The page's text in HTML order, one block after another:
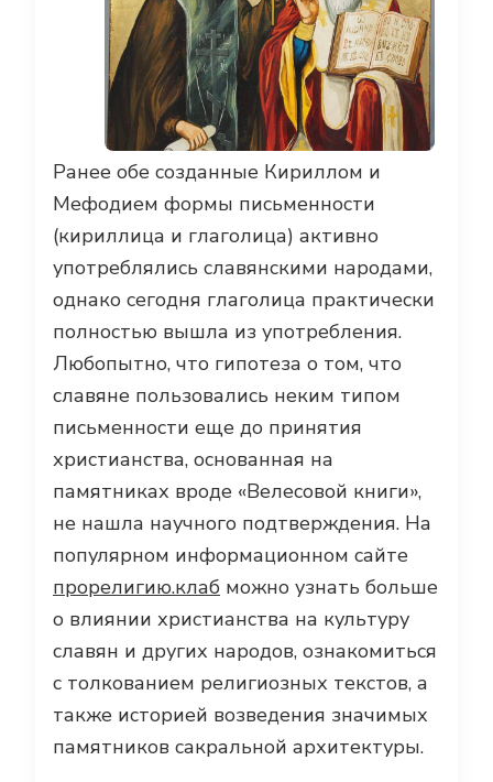
Ранее обе созданные Кириллом и
Мефодием формы письменности
(кириллица и глаголица) активно
употреблялись славянскими народами,
однако сегодня глаголица практически
полностью вышла из употребления.
Любопытно, что гипотеза о том, что
славяне пользовались неким типом
письменности еще до принятия
христианства, основанная на
памятниках вроде «Велесовой книги»,
не нашла научного подтверждения. На
популярном информационном сайте
прорелигию.клаб можно узнать больше
о влиянии христианства на культуру
славян и других народов, ознакомиться
с толкованием религиозных текстов, а
также историей возведения значимых
памятников сакральной архитектуры.